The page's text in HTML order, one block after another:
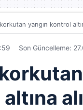
yangın kontrol
Son Güncelleme: